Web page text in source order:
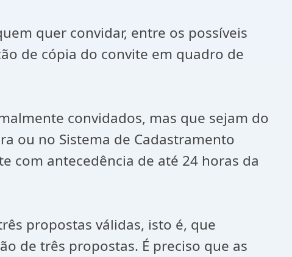
quer convidar, entre os possíveis
de cópia do convite em quadro de
convidados, mas que sejam do
ou no Sistema de Cadastramento
com antecedência de até 24 horas da
propostas válidas, isto é, que
de três propostas. É preciso que as